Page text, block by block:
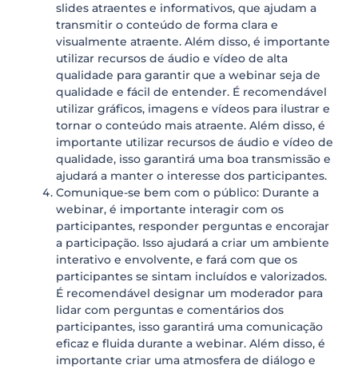
slides atraentes e informativos, que ajudam a
transmitir o conteúdo de forma clara e
visualmente atraente. Além disso, é importante
utilizar recursos de áudio e vídeo de alta
qualidade para garantir que a webinar seja de
qualidade e fácil de entender. É recomendável
utilizar gráficos, imagens e vídeos para ilustrar e
tornar o conteúdo mais atraente. Além disso, é
importante utilizar recursos de áudio e vídeo de
qualidade, isso garantirá uma boa transmissão e
ajudará a manter o interesse dos participantes.
Comunique-se bem com o público: Durante a
webinar, é importante interagir com os
participantes, responder perguntas e encorajar
a participação. Isso ajudará a criar um ambiente
interativo e envolvente, e fará com que os
participantes se sintam incluídos e valorizados.
É recomendável designar um moderador para
lidar com perguntas e comentários dos
participantes, isso garantirá uma comunicação
eficaz e fluida durante a webinar. Além disso, é
importante criar uma atmosfera de diálogo e